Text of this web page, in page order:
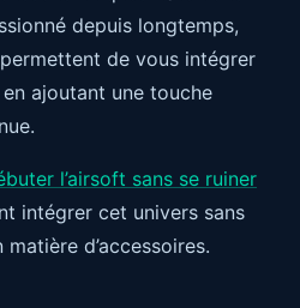
depuis longtemps,
de vous intégrer
ajoutant une touche
l’airsoft sans se ruiner
intégrer cet univers sans
d’accessoires.